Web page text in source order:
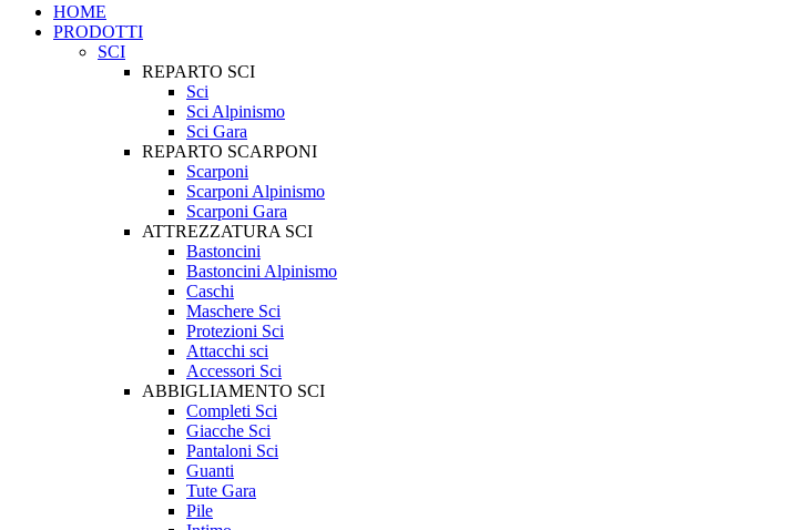
HOME
PRODOTTI
SCI
REPARTO SCI
Sci
Sci Alpinismo
Sci Gara
REPARTO SCARPONI
Scarponi
Scarponi Alpinismo
Scarponi Gara
ATTREZZATURA SCI
Bastoncini
Bastoncini Alpinismo
Caschi
Maschere Sci
Protezioni Sci
Attacchi sci
Accessori Sci
ABBIGLIAMENTO SCI
Completi Sci
Giacche Sci
Pantaloni Sci
Guanti
Tute Gara
Pile